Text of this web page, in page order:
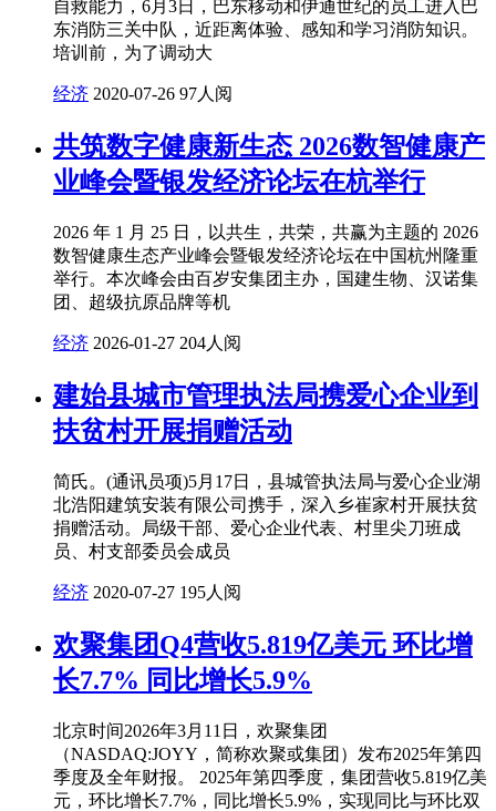
自救能力，6月3日，巴东移动和伊通世纪的员工进入巴
东消防三关中队，近距离体验、感知和学习消防知识。
培训前，为了调动大
经济 2020-07-26 97人阅
共筑数字健康新生态 2026数智健康产
业峰会暨银发经济论坛在杭举行
2026 年 1 月 25 日，以共生，共荣，共赢为主题的 2026
数智健康生态产业峰会暨银发经济论坛在中国杭州隆重
举行。本次峰会由百岁安集团主办，国建生物、汉诺集
团、超级抗原品牌等机
经济 2026-01-27 204人阅
建始县城市管理执法局携爱心企业到
扶贫村开展捐赠活动
简氏。(通讯员项)5月17日，县城管执法局与爱心企业湖
北浩阳建筑安装有限公司携手，深入乡崔家村开展扶贫
捐赠活动。局级干部、爱心企业代表、村里尖刀班成
员、村支部委员会成员
经济 2020-07-27 195人阅
欢聚集团Q4营收5.819亿美元 环比增
长7.7% 同比增长5.9%
北京时间2026年3月11日，欢聚集团
（NASDAQ:JOYY，简称欢聚或集团）发布2025年第四
季度及全年财报。 2025年第四季度，集团营收5.819亿美
元，环比增长7.7%，同比增长5.9%，实现同比与环比双